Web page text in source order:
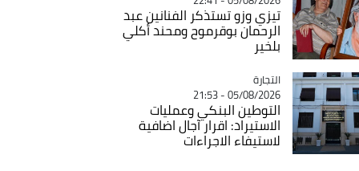
تيزي وزو تستذكر الفنانين عبد
الرحمان بوقرموح ومحند أكلي
بلخير
Catégorie
التجارة
05/08/2026 - 21:53
التوطين البنكي وعمليات
الاستيراد: اقرار آجال اضافية
لاستيفاء الاجراءات